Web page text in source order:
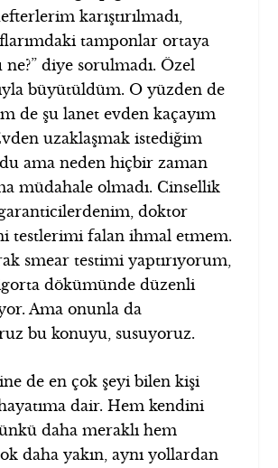
karıştırılmadı,
tamponlar ortaya
ne?” diye sorulmadı. Özel
büyütüldüm. O yüzden de
de şu lanet evden kaçayım
uzaklaşmak istediğim
ama neden hiçbir zaman
müdahale olmadı. Cinsellik
doktor
testlerimi falan ihmal etmem.
smear testimi yaptırıyorum,
dökümünde düzenli
Ama onunla da
bu konuyu, susuyoruz.
de en çok şeyi bilen kişi
dair. Hem kendini
daha meraklı hem
daha yakın, aynı yollardan